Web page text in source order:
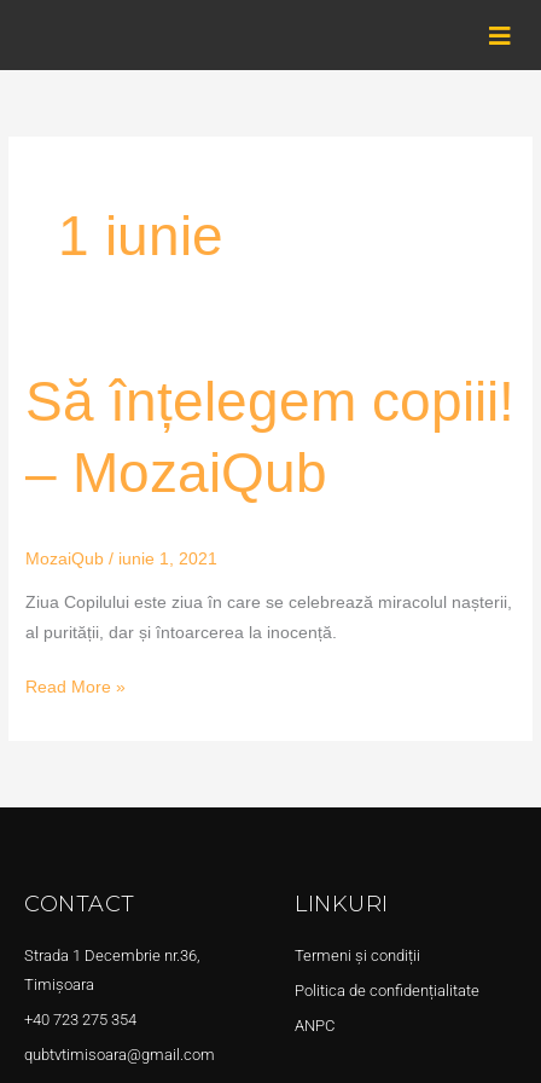
content
1 iunie
Să înțelegem copiii!
– MozaiQub
MozaiQub / iunie 1, 2021
Ziua Copilului este ziua în care se celebrează miracolul nașterii,
al purității, dar și întoarcerea la inocență.
Să
înțelegem
Read More »
CONTACT
Strada 1 Decembrie nr.36,
Timișoara
+40 723 275 354
qubtvtimisoara@gmail.com
LINKURI
Termeni și condiții
Politica de confidențialitate
ANPC